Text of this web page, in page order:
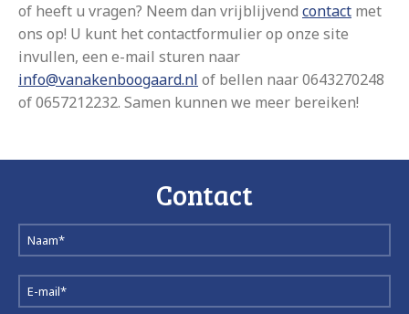
of heeft u vragen? Neem dan vrijblijvend contact met
ons op! U kunt het contactformulier op onze site
invullen, een e-mail sturen naar
info@vanakenboogaard.nl of bellen naar 0643270248
of 0657212232. Samen kunnen we meer bereiken!
Contact